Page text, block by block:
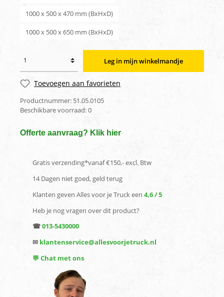
1000 x 500 x 470 mm (BxHxD)
1000 x 500 x 650 mm (BxHxD)
Leg in mijn winkelmandje
Toevoegen aan favorieten
Productnummer: 51.05.0105
Beschikbare voorraad:0
Offerte aanvraag? Klik hier
Gratis verzending*vanaf €150,- excl. Btw
14 Dagen niet goed, geld terug
Klanten geven Alles voor je Truck een 4,6 / 5
Heb je nog vragen over dit product?
☎013-5430000
✉ klantenservice@allesvoorjetruck.nl
💬 Chat met ons